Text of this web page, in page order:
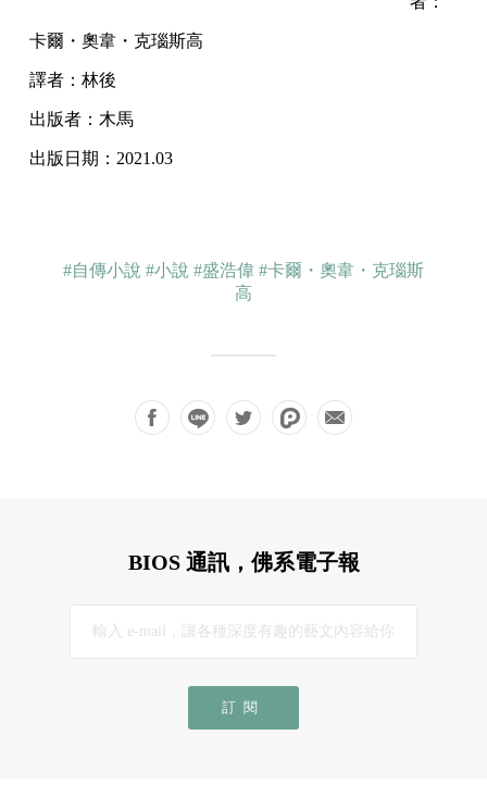
卡爾・奧韋・克瑙斯高
譯者：林後
出版者：木馬
出版日期：2021.03
#自傳小說 #小說 #盛浩偉 #卡爾・奧韋・克瑙斯
高
BIOS 通訊，佛系電子報
訂閱